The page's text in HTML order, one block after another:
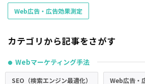
Web広告・広告効果測定
カテゴリから記事をさがす
● Webマーケティング手法
SEO（検索エンジン最適化） Web広告・